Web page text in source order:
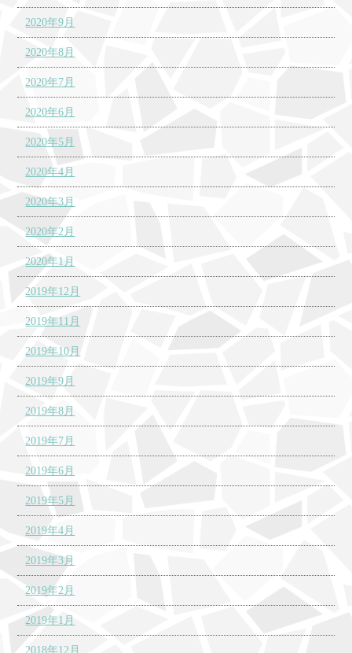
2020年9月
2020年8月
2020年7月
2020年6月
2020年5月
2020年4月
2020年3月
2020年2月
2020年1月
2019年12月
2019年11月
2019年10月
2019年9月
2019年8月
2019年7月
2019年6月
2019年5月
2019年4月
2019年3月
2019年2月
2019年1月
2018年12月